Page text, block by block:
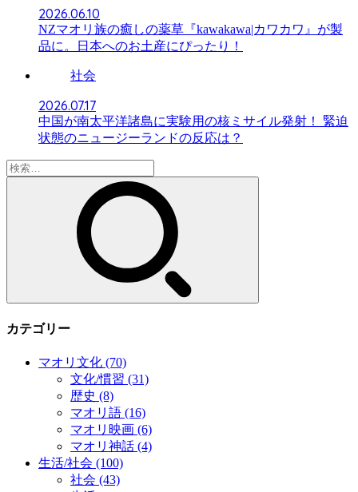
2026.06.10
NZマオリ族の癒しの薬草『kawakawa|カワカワ』が製
品に。日本へのお土産にぴったり！
社会
2026.07.17
中国が南太平洋諸島に実験用の核ミサイル発射！ 緊迫
状態のニュージーランドの反応は？
検
索:
カテゴリー
マオリ文化 (70)
文化/慣習 (31)
歴史 (8)
マオリ語 (16)
マオリ映画 (6)
マオリ神話 (4)
生活/社会 (100)
社会 (43)